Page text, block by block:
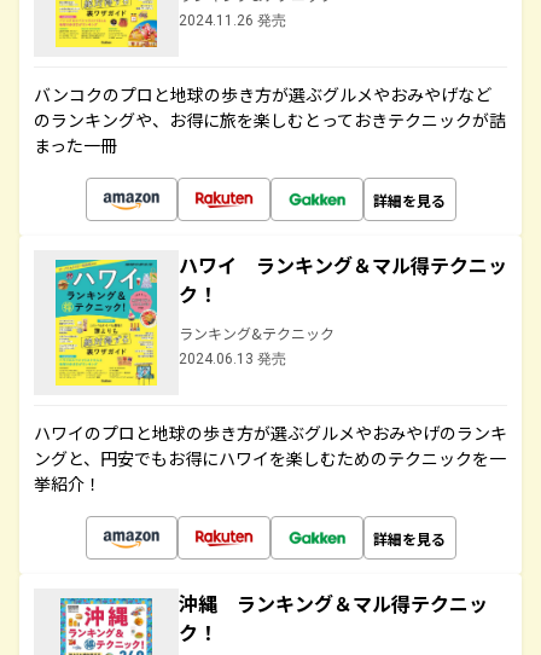
2024.11.26 発売
バンコクのプロと地球の歩き方が選ぶグルメやおみやげなど
のランキングや、お得に旅を楽しむとっておきテクニックが詰
まった一冊
詳細を見る
ハワイ ランキング＆マル得テクニッ
ク！
ランキング&テクニック
2024.06.13 発売
ハワイのプロと地球の歩き方が選ぶグルメやおみやげのランキ
ングと、円安でもお得にハワイを楽しむためのテクニックを一
挙紹介！
詳細を見る
沖縄 ランキング＆マル得テクニッ
ク！